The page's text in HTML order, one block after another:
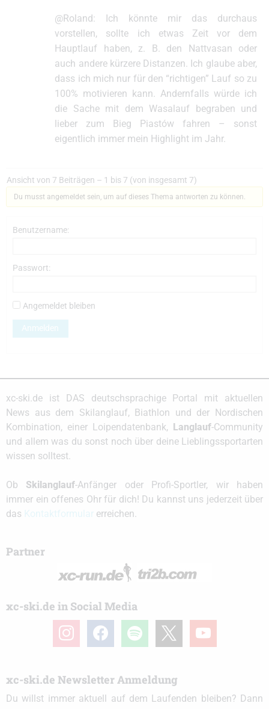
@Roland: Ich könnte mir das durchaus
vorstellen, sollte ich etwas Zeit vor dem
Hauptlauf haben, z. B. den Nattvasan oder
auch andere kürzere Distanzen. Ich glaube aber,
dass ich mich nur für den “richtigen” Lauf so zu
100% motivieren kann. Andernfalls würde ich
die Sache mit dem Wasalauf begraben und
lieber zum Bieg Piastów fahren – sonst
eigentlich immer mein Highlight im Jahr.
Ansicht von 7 Beiträgen – 1 bis 7 (von insgesamt 7)
Du musst angemeldet sein, um auf dieses Thema antworten zu können.
Benutzername:
Passwort:
Angemeldet bleiben
Anmelden
xc-ski.de ist DAS deutschsprachige Portal mit aktuellen
News aus dem Skilanglauf, Biathlon und der Nordischen
Kombination, einer Loipendatenbank,
Langlauf-Community
und allem was du sonst noch über deine Lieblingssportarten
wissen solltest.
Ob Skilanglauf-Anfänger oder Profi-Sportler, wir haben
immer ein offenes Ohr für dich! Du kannst uns jederzeit über
das
erreichen.
Partner
xc-ski.de in Social Media
instagramfacebook spotify youtube
xc-ski.de Newsletter Anmeldung
Du willst immer aktuell auf dem Laufenden bleiben? Dann